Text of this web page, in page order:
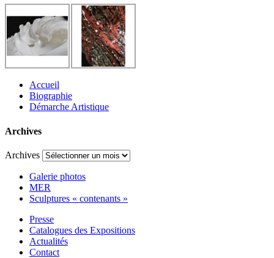
Accueil
Biographie
Démarche Artistique
Archives
Archives
Galerie photos
MER
Sculptures « contenants »
Presse
Catalogues des Expositions
Actualités
Contact